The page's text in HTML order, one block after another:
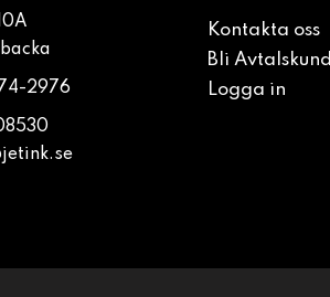
2976
Kontakta oss
Bli Avtalskund
Logga in